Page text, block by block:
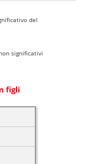
del
significativi
figli